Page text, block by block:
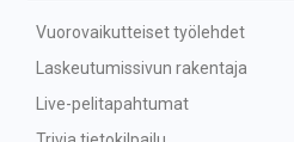
Vuorovaikutteiset työlehdet
Laskeutumissivun rakentaja
Live-pelitapahtumat